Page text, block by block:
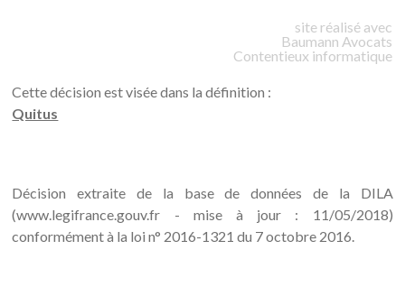
site réalisé avec
Baumann Avocats
Contentieux informatique
Cette décision est visée dans la définition :
Quitus
Décision extraite de la base de données de la DILA
(www.legifrance.gouv.fr - mise à jour : 11/05/2018)
conformément à la loi n° 2016-1321 du 7 octobre 2016.